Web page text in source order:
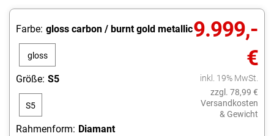
9.999,-
€
inkl. 19% MwSt.
zzgl. 78,99 €
Versandkosten
& Gewicht
Farbe: gloss carbon / burnt gold metallic
gloss
gold
metallic
Größe: S5
S5
Rahmenform: Diamant